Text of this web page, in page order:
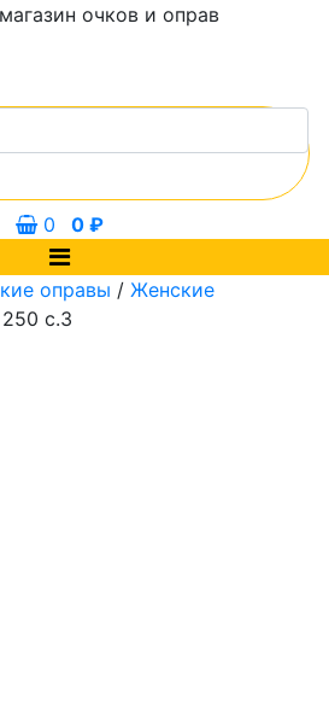
очков и оправ
0 0 ₽
оправы / Женские
c.3